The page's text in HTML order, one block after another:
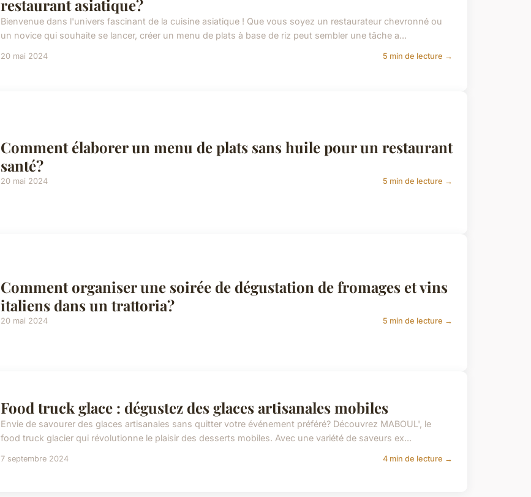
restaurant asiatique?
Bienvenue dans l'univers fascinant de la cuisine asiatique ! Que vous soyez un restaurateur chevronné ou
un novice qui souhaite se lancer, créer un menu de plats à base de riz peut sembler une tâche a...
20 mai 2024 5 min de lecture →
Comment élaborer un menu de plats sans huile pour un restaurant
santé?
20 mai 2024 5 min de lecture →
Comment organiser une soirée de dégustation de fromages et vins
italiens dans un trattoria?
20 mai 2024 5 min de lecture →
Food truck glace : dégustez des glaces artisanales mobiles
Envie de savourer des glaces artisanales sans quitter votre événement préféré? Découvrez MABOUL', le
food truck glacier qui révolutionne le plaisir des desserts mobiles. Avec une variété de saveurs ex...
7 septembre 2024 4 min de lecture →